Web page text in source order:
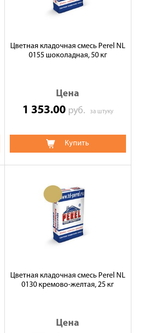
Цветная кладочная смесь Perel NL
0155 шоколадная, 50 кг
Цена
1 353.00 руб. за штуку
Купить
Цветная кладочная смесь Perel NL
0130 кремово-желтая, 25 кг
Цена